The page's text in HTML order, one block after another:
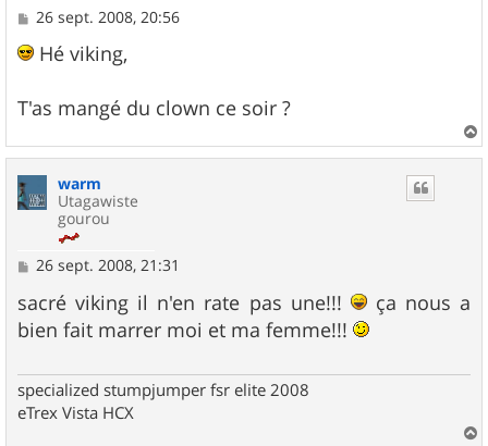
M
s
g
e
26 sept. 2008, 20:56
Hé viking,
T'as mangé du clown ce soir ?
a
warm
Utagawiste
gourou
M
s
s
a
26 sept. 2008, 21:31
sacré viking il n'en rate pas une!!!
ça nous a
bien fait marrer moi et ma femme!!!
specialized stumpjumper fsr elite 2008
eTrex Vista HCX